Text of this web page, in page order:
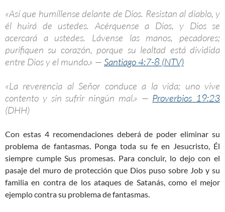
«Así que humíllense delante de Dios. Resistan al diablo, y
él huirá de ustedes. Acérquense a Dios, y Dios se
acercará a ustedes. Lávense las manos, pecadores;
purifiquen su corazón, porque su lealtad está dividida
entre Dios y el mundo.» — Santiago 4:7-8 (NTV)
«La reverencia al Señor conduce a la vida; uno vive
contento y sin sufrir ningún mal.» — Proverbios 19:23
(DHH)
Con estas 4 recomendaciones deberá de poder eliminar su
problema de fantasmas. Ponga toda su fe en Jesucristo, Él
siempre cumple Sus promesas. Para concluir, lo dejo con el
pasaje del muro de protección que Dios puso sobre Job y su
familia en contra de los ataques de Satanás, como el mejor
ejemplo contra su problema de fantasmas.